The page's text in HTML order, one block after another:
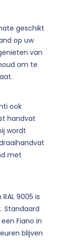
geschikt
op uw
van
om te
ook
handvat
wordt
met
9005 is
Standaard
Fiano in
blijven